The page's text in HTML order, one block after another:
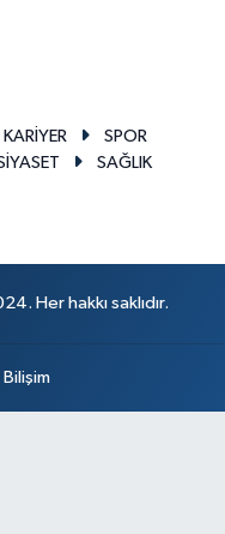
KARİYER
SPOR
SAĞLIK
Her hakkı saklıdır.
Bilişim